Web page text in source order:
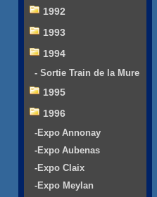
1992
1993
1994
- Sortie Train de la Mure
1995
1996
-Expo Annonay
-Expo Aubenas
-Expo Claix
-Expo Meylan